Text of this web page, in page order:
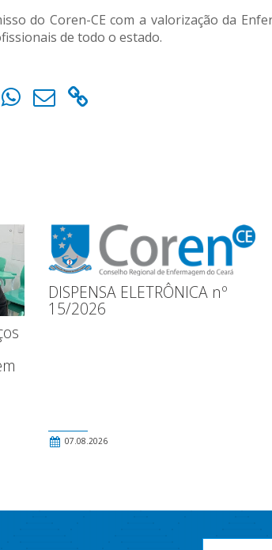
do Coren-CE com a valorização da
de todo o estado.
DISPENSA ELETRÔNICA nº
15/2026
07.08.2026